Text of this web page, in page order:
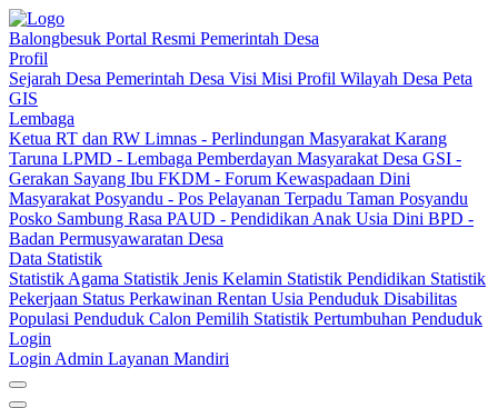
Balongbesuk Portal Resmi Pemerintah Desa
Profil
Sejarah Desa Pemerintah Desa Visi Misi Profil Wilayah Desa Peta
GIS
Lembaga
Ketua RT dan RW Limnas - Perlindungan Masyarakat Karang
Taruna LPMD - Lembaga Pemberdayan Masyarakat Desa GSI -
Gerakan Sayang Ibu FKDM - Forum Kewaspadaan Dini
Masyarakat Posyandu - Pos Pelayanan Terpadu Taman Posyandu
Posko Sambung Rasa PAUD - Pendidikan Anak Usia Dini BPD -
Badan Permusyawaratan Desa
Data Statistik
Statistik Agama Statistik Jenis Kelamin Statistik Pendidikan Statistik
Pekerjaan Status Perkawinan Rentan Usia Penduduk Disabilitas
Populasi Penduduk Calon Pemilih Statistik Pertumbuhan Penduduk
Login
Login Admin Layanan Mandiri